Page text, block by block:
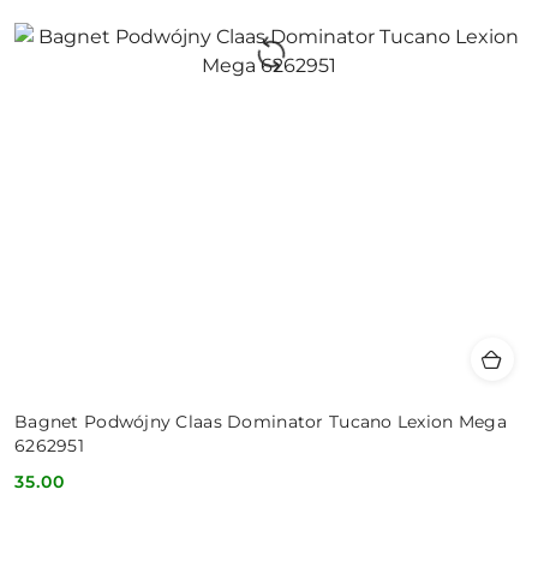
Bagnet Podwójny Claas Dominator Tucano Lexion Mega
6262951
Cena:
35.00